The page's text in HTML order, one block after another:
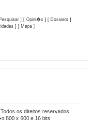
] [ Opini�o ] [ Dossiers ]
] [ Mapa ]
os direitos reservados.
800 x 600 e 16 bits